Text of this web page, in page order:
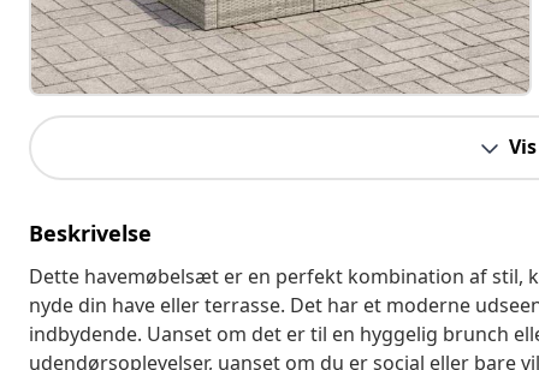
Beskrivelse
Dette havemøbelsæt er en perfekt kombination af
nyde din have eller terrasse. Det har et moderne
indbydende. Uanset om det er til en hyggelig brunch
udendørsoplevelser, uanset om du er social eller bare